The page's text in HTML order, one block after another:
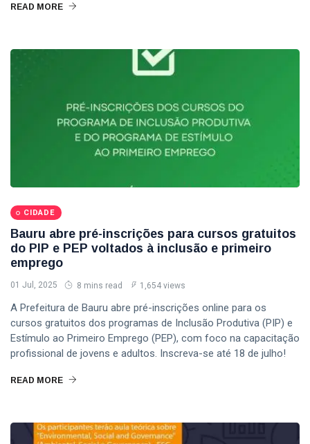
READ MORE
CIDADE
Bauru abre pré-inscrições para cursos gratuitos
do PIP e PEP voltados à inclusão e primeiro
emprego
01 Jul, 2025 8 mins read 1,654 views
A Prefeitura de Bauru abre pré-inscrições online para os
cursos gratuitos dos programas de Inclusão Produtiva (PIP) e
Estímulo ao Primeiro Emprego (PEP), com foco na capacitação
profissional de jovens e adultos. Inscreva-se até 18 de julho!
READ MORE